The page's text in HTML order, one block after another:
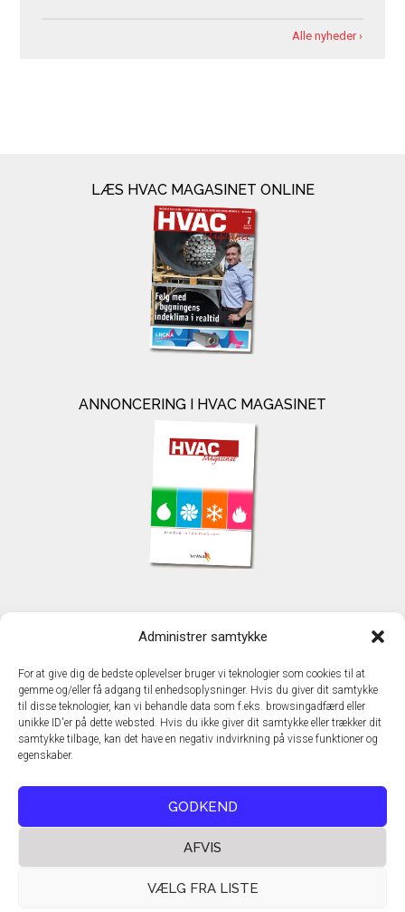
Administrer samtykke
For at give dig de bedste oplevelser bruger vi teknologier som cookies til at
gemme og/eller få adgang til enhedsoplysninger. Hvis du giver dit samtykke
til disse teknologier, kan vi behandle data som f.eks. browsingadfærd eller
unikke ID'er på dette websted. Hvis du ikke giver dit samtykke eller trækker dit
samtykke tilbage, kan det have en negativ indvirkning på visse funktioner og
egenskaber.
GODKEND
AFVIS
VÆLG FRA LISTE
Alle nyheder ›
LÆS HVAC MAGASINET ONLINE
ANNONCERING I HVAC MAGASINET
TechMedia A/S
DK - 2600 Glostrup
www.techmedia.dk
Telefon: +45 43 24 26 28
E-mail:info@techmedia.dk